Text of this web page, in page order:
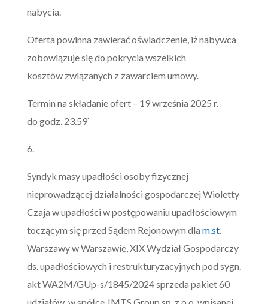
nabycia.
Oferta powinna zawierać oświadczenie, iż nabywca
zobowiązuje się do pokrycia wszelkich
kosztów związanych z zawarciem umowy.
Termin na składanie ofert – 19 września 2025 r.
do godz. 23.59`
6.
Syndyk masy upadłości osoby fizycznej
nieprowadzącej działalności gospodarczej Wioletty
Czaja w upadłości w postępowaniu upadłościowym
toczącym się przed Sądem Rejonowym dla m.st.
Warszawy w Warszawie, XIX Wydział Gospodarczy
ds. upadłościowych i restrukturyzacyjnych pod sygn.
akt WA2M/GUp-s/1845/2024 sprzeda pakiet 60